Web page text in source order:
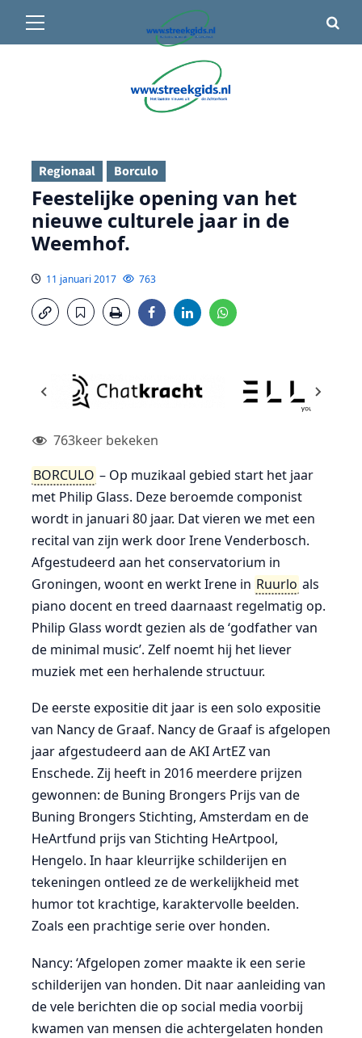
13°C• Vandaag 12° / 22°
menu
Regionaal Borculo
Feestelijke opening van het
nieuwe culturele jaar in de
Weemhof.
11 januari 2017 763
763keer bekeken
BORCULO – Op muzikaal gebied start het jaar
met Philip Glass. Deze beroemde componist
wordt in januari 80 jaar. Dat vieren we met een
recital van zijn werk door Irene Venderbosch.
Afgestudeerd aan het conservatorium in
Groningen, woont en werkt Irene in Ruurlo als
piano docent en treed daarnaast regelmatig op.
Philip Glass wordt gezien als de ‘godfather van
de minimal music’. Zelf noemt hij het liever
muziek met een herhalende structuur.
De eerste expositie dit jaar is een solo expositie
van Nancy de Graaf. Nancy de Graaf is afgelopen
jaar afgestudeerd aan de AKI ArtEZ van
Enschede. Zij heeft in 2016 meerdere prijzen
gewonnen: de Buning Brongers Prijs van de
Buning Brongers Stichting, Amsterdam en de
HeArtfund prijs van Stichting HeArtpool,
Hengelo. In haar kleurrijke schilderijen en
tekeningen ontleed ze de werkelijkheid met
humor tot krachtige, karaktervolle beelden.
Zoals een prachtige serie over honden.
Nancy: ‘Afgelopen zomer maakte ik een serie
schilderijen van honden. Dit naar aanleiding van
de vele berichten die op social media voorbij
kwamen van mensen die achtergelaten honden